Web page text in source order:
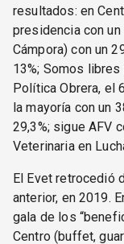
resultados: en
presidencia con
Cámpora) con un
13%; Somos libres
Política Obrera, el
la mayoría con un
29,3%; sigue AFV
Veterinaria en
El Evet retrocedió
anterior, en 2019.
gala de los
Centro (buffet,